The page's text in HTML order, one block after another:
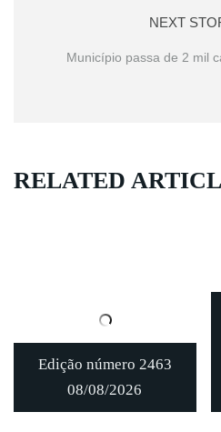
NEXT
Município passa de 2 mil
RELATED
Edição número 2463
08/08/2026